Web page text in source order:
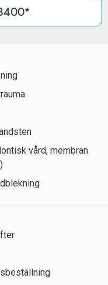
vård, membran